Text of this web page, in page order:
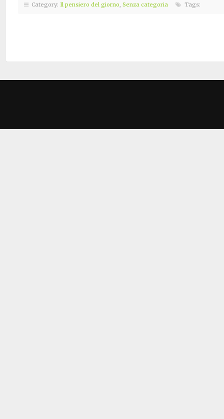
Category: Il pensiero del giorno, Senza categoria Tags: